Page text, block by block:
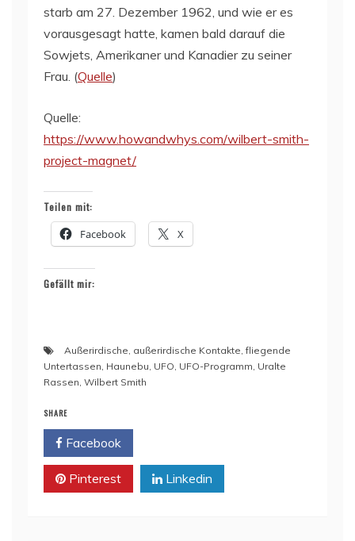
starb am 27. Dezember 1962, und wie er es
vorausgesagt hatte, kamen bald darauf die
Sowjets, Amerikaner und Kanadier zu seiner
Frau. (Quelle)
Quelle:
https://www.howandwhys.com/wilbert-smith-
project-magnet/
Teilen mit:
Facebook X
Gefällt mir:
Außerirdische, außerirdische Kontakte,fliegende
Untertassen, Haunebu, UFO, UFO-Programm, Uralte
Rassen, Wilbert Smith
SHARE
Facebook
Pinterest Linkedin